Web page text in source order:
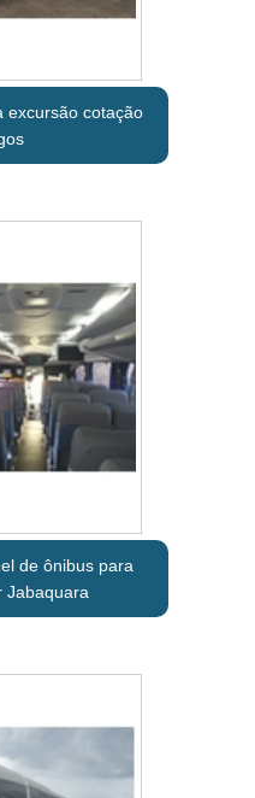
excursão cotação
de ônibus para
Jabaquara